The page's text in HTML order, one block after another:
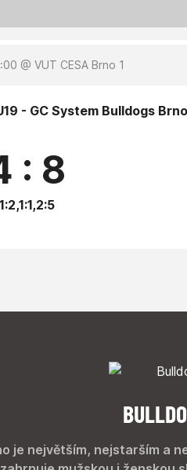
@ VUT CESA Brno 1
- GC System Bulldogs Brno
: 8
1:2,1:1,2:5
je největším, nejstarším a